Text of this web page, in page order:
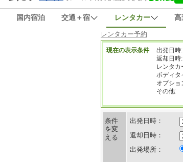
国内宿泊 交通＋宿 レンタカー 高
レンタカー予約
現在の表示条件 出発日時
返却日時
レンタカ
ボディタ
オプショ
その他:
条件
を変
える
出発日時：
返却日時：
出発場所：